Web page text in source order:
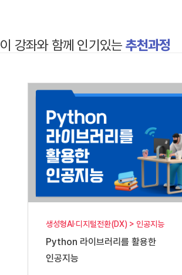
이 강좌와 함께 인기있는 추천과정
생성형AI·디지털전환(DX) > 인공지능
Python 라이브러리를 활용한
인공지능